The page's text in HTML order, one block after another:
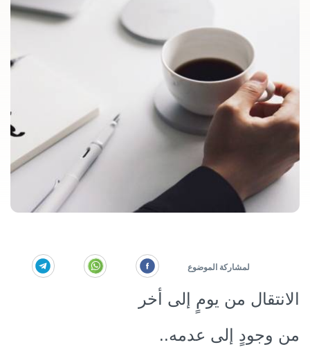
الانتقال من يومٍ
إلى أخر
من وجودٍ إلى عدمه..